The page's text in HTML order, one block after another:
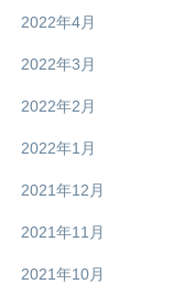
2022年4月
2022年3月
2022年2月
2022年1月
2021年12月
2021年11月
2021年10月